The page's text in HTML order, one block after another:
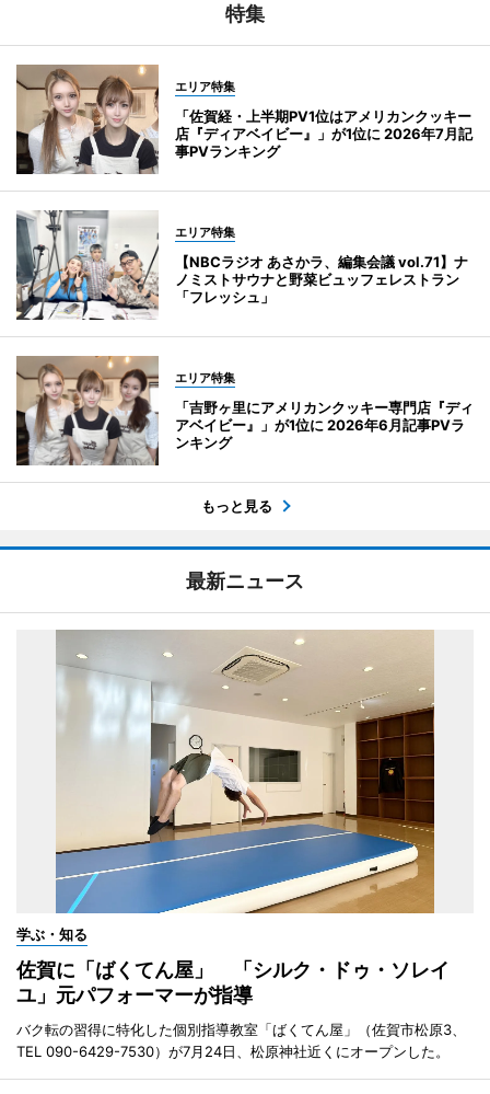
特集
エリア特集
「佐賀経・上半期PV1位はアメリカンクッキー
店『ディアベイビー』」が1位に 2026年7月記
事PVランキング
エリア特集
【NBCラジオ あさかラ、編集会議 vol.71】ナ
ノミストサウナと野菜ビュッフェレストラン
「フレッシュ」
エリア特集
「吉野ヶ里にアメリカンクッキー専門店『ディ
アベイビー』」が1位に 2026年6月記事PVラ
ンキング
もっと見る
最新ニュース
学ぶ・知る
佐賀に「ばくてん屋」 「シルク・ドゥ・ソレイ
ユ」元パフォーマーが指導
バク転の習得に特化した個別指導教室「ばくてん屋」（佐賀市松原3、
TEL 090-6429-7530）が7月24日、松原神社近くにオープンした。